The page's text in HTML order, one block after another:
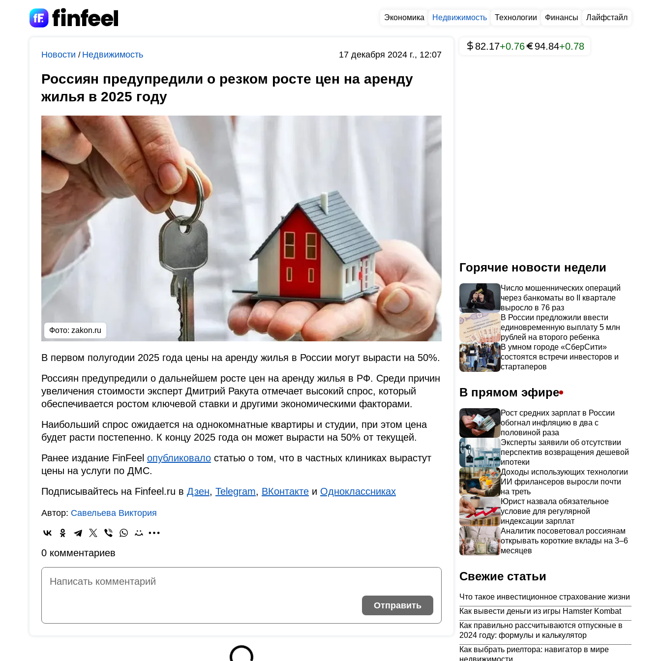
Экономика Недвижимость Технологии Финансы Лайфстайл
Новости / Недвижимость 17 декабря 2024 г., 12:07
Россиян предупредили о резком росте цен на аренду
жилья в 2025 году
Фото: zakon.ru
В первом полугодии 2025 года цены на аренду жилья в России могут вырасти на 50%.
Россиян предупредили о дальнейшем росте цен на аренду жилья в РФ. Среди причин
увеличения стоимости эксперт Дмитрий Ракута отмечает высокий спрос, который
обеспечивается ростом ключевой ставки и другими экономическими факторами.
Наибольший спрос ожидается на однокомнатные квартиры и студии, при этом цена
будет расти постепенно. К концу 2025 года он может вырасти на 50% от текущей.
Ранее издание FinFeel опубликовало статью о том, что в частных клиниках вырастут
цены на услуги по ДМС.
Подписывайтесь на Finfeel.ru в Дзен, Telegram, ВКонтакте и Одноклассниках
Автор: Савельева Виктория
0 комментариев
Отправить
82.17+0.76 94.84+0.78
Горячие новости недели
Число мошеннических операций
через банкоматы во II квартале
выросло в 76 раз
В России предложили ввести
единовременную выплату 5 млн
рублей на второго ребенка
В умном городе «СберСити»
состоятся встречи инвесторов и
стартаперов
В прямом эфире
Рост средних зарплат в России
обогнал инфляцию в два с
половиной раза
Эксперты заявили об отсутствии
перспектив возвращения дешевой
ипотеки
Доходы использующих технологии
ИИ фрилансеров выросли почти
на треть
Юрист назвала обязательное
условие для регулярной
индексации зарплат
Аналитик посоветовал россиянам
открывать короткие вклады на 3–6
месяцев
Свежие статьи
Что такое инвестиционное страхование жизни
Как вывести деньги из игры Hamster Kombat
Как правильно рассчитываются отпускные в
2024 году: формулы и калькулятор
Как выбрать риелтора: навигатор в мире
недвижимости